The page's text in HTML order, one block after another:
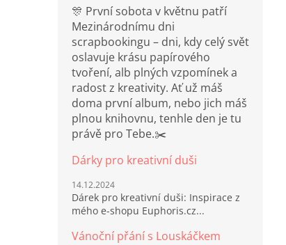
🎊 První sobota v květnu patří
Mezinárodnímu dni
scrapbookingu – dni, kdy celý svět
oslavuje krásu papírového
tvoření, alb plných vzpomínek a
radost z kreativity. Ať už máš
doma první album, nebo jich máš
plnou knihovnu, tenhle den je tu
právě pro Tebe.✂️
Dárky pro kreativní duši
14.12.2024
Dárek pro kreativní duši: Inspirace z
mého e-shopu Euphoris.cz...
Vánoční přání s Louskáčkem